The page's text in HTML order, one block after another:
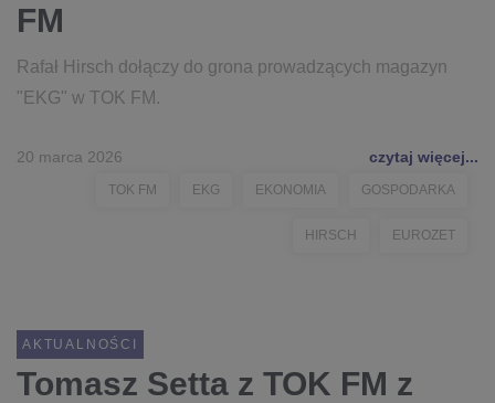
FM
Rafał Hirsch dołączy do grona prowadzących magazyn
"EKG" w TOK FM.
20 marca 2026 czytaj więcej...
TOK FM EKG EKONOMIA GOSPODARKA
HIRSCH EUROZET
AKTUALNOŚCI
Tomasz Setta z TOK FM z